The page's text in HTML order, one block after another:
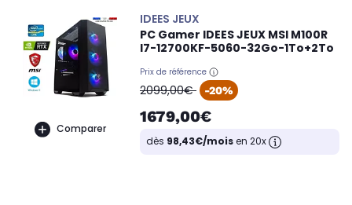
Comparer
IDEES JEUX
PC Gamer IDEES JEUX MSI M100R
I7-12700KF-5060-32Go-1To+2To
Prix de référence
oldPrice
2099,00€ -20%
1679,00€
dès 98,43€/moisen 20x